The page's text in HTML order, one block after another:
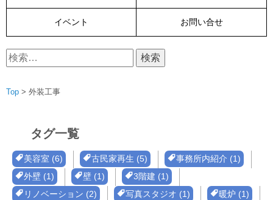
イベント お問い合せ
検
索:
Top > 外装工事
タグ一覧
美容室 (6) 古民家再生 (5)
事務所内紹介 (1)
外壁 (1)
壁 (1)
3階建 (1)
リノベーション (2)
写真スタジオ (1)
暖炉 (1)